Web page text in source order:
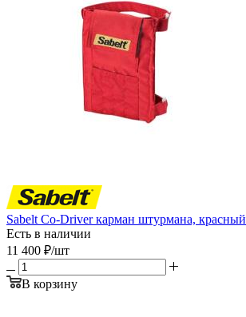
Sabelt Co-Driver карман штурмана, красный
Есть в наличии
11 400 ₽/шт
В корзину